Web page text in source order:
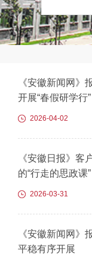
《安徽新闻网》
开展“春假研学行”
2026-04-02
《安徽日报》客
的“行走的思政课”
2026-03-31
《安徽新闻网》
平稳有序开展